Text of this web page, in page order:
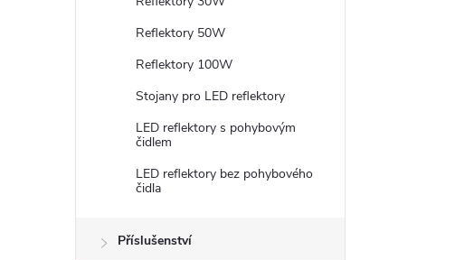
Reflektory 50W
Reflektory 100W
Stojany pro LED reflektory
LED reflektory s pohybovým
čidlem
LED reflektory bez pohybového
čidla
Příslušenství